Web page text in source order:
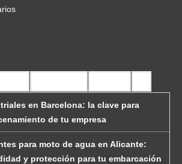
en Barcelona: la clave para
de tu empresa
para moto de agua en Alicante:
y protección para tu embarcación